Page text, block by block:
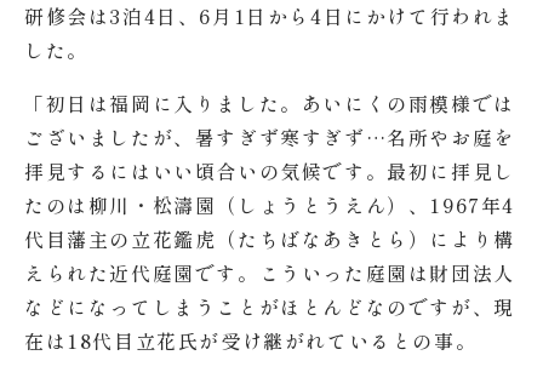
研修会は3泊4日、6月1日から4日にかけて行われま
した。
「初日は福岡に入りました。あいにくの雨模様では
ございましたが、暑すぎず寒すぎず…名所やお庭を
拝見するにはいい頃合いの気候です。最初に拝見し
たのは柳川・松濤園（しょうとうえん）、1967年4
代目藩主の立花鑑虎（たちばなあきとら）により構
えられた近代庭園です。こういった庭園は財団法人
などになってしまうことがほとんどなのですが、現
在は18代目立花氏が受け継がれているとの事。